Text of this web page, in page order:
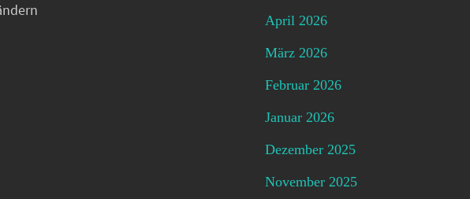
April 2026
März 2026
Februar 2026
Januar 2026
Dezember 2025
November 2025